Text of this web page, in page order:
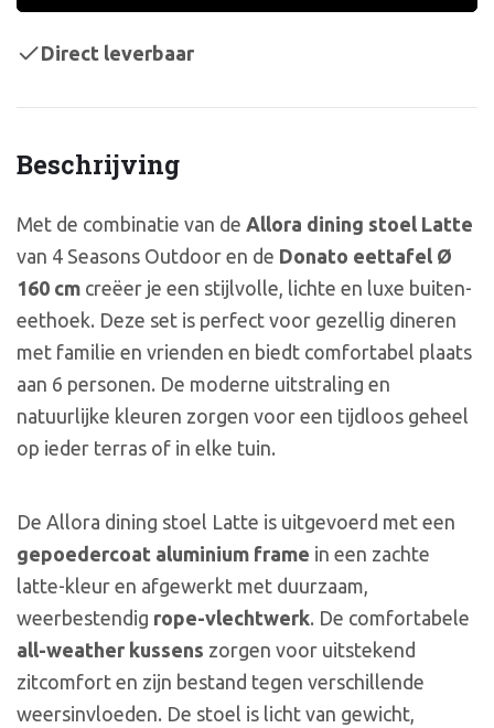
Beschrijving
Met de combinatie van de Allora dining stoel Latte
van 4 Seasons Outdoor en de Donato eettafel Ø
160 cm creëer je een stijlvolle, lichte en luxe buiten-
eethoek. Deze set is perfect voor gezellig dineren
met familie en vrienden en biedt comfortabel plaats
aan 6 personen. De moderne uitstraling en
natuurlijke kleuren zorgen voor een tijdloos geheel
op ieder terras of in elke tuin.
De Allora dining stoel Latte is uitgevoerd met een
gepoedercoat aluminium frame in een zachte
latte-kleur en afgewerkt met duurzaam,
weerbestendig rope-vlechtwerk. De comfortabele
all-weather kussens zorgen voor uitstekend
zitcomfort en zijn bestand tegen verschillende
weersinvloeden. De stoel is licht van gewicht,
Direct leverbaar